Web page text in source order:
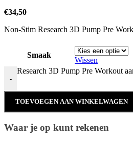
€34,50
Non-Stim Research 3D Pump Pre
Smaak
Wissen
-
Research 3D Pump Pre Workout
TOEVOEGEN AAN WINKELWAGEN
Waar je op kunt rekenen